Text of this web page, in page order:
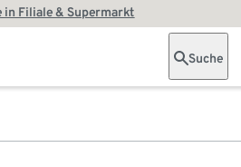
in Filiale & Supermarkt
Suche